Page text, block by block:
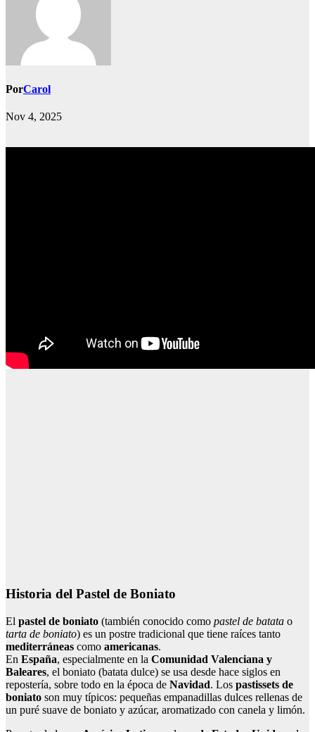
PorCarol
Nov 4, 2025
Historia del Pastel de Boniato
El pastel de boniato (también conocido como pastel de batata o
tarta de boniato) es un postre tradicional que tiene raíces tanto
mediterráneas como americanas.
En España, especialmente en la Comunidad Valenciana y
Baleares, el boniato (batata dulce) se usa desde hace siglos en
repostería, sobre todo en la época de Navidad. Los pastissets de
boniato son muy típicos: pequeñas empanadillas dulces rellenas de
un puré suave de boniato y azúcar, aromatizado con canela y limón.